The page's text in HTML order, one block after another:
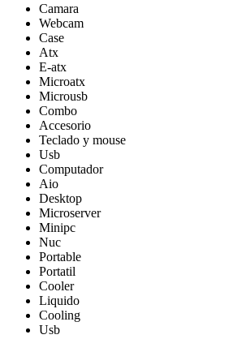
Camara
Webcam
Case
Atx
E-atx
Microatx
Microusb
Combo
Accesorio
Teclado y mouse
Usb
Computador
Aio
Desktop
Microserver
Minipc
Nuc
Portable
Portatil
Cooler
Liquido
Cooling
Usb